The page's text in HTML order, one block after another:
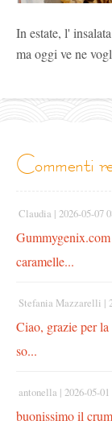
In estate, l'
ma oggi ve ne
commenti
Claudia | 2026-05-07
caramelle...
Stefania Mazzarelli |
Ciao, grazie per
so...
antonella | 2026-05-
buonissimo il